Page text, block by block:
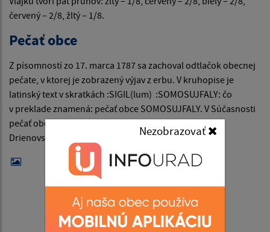
Nezobrazovať
červený – 2/8, žltý – 1/8.
Pečať obce
Z písomností zo 17. marca 1787 sa zachoval odtlačok obecnej
pečate, v ktorej je zobrazený výjav z erbu. V kruhopise je
latinský text v skratkách :SIGIL(lum) :SOMOSUJFALY: čo
v preklade znamená: pečať obce SOMOSUJFALY. V Súčasnosti
pečať obce tvorí strom, lemeš, lev a kruhopis ”Obec
Drienovská Nová Ves”.